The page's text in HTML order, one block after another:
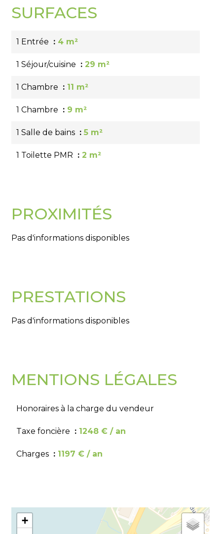
SURFACES
1 Entrée 4 m²
1 Séjour/cuisine 29 m²
1 Chambre 11 m²
1 Chambre 9 m²
1 Salle de bains 5 m²
1 Toilette PMR 2 m²
PROXIMITÉS
Pas d'informations disponibles
PRESTATIONS
Pas d'informations disponibles
MENTIONS LÉGALES
Honoraires à la charge du vendeur
Taxe foncière 1248 € / an
Charges 1197 € / an
+